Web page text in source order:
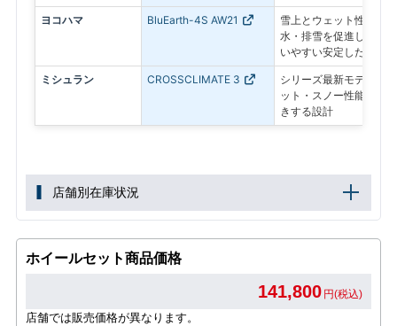
ヨコハマ BluEarth-4S AW21
雪上とウェット性能を
水・排雪を促進し、四
いやすい安定した走り
ミシュラン CROSSCLIMATE 3
シリーズ最新モデル。
ット・スノー性能を高
きする設計
店舗別在庫状況
ホイールセット商品価格
141,800 円(税込)
店舗では販売価格が異なります。